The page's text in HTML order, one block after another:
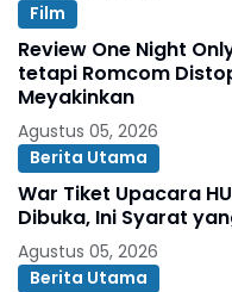
Film
Review One Night
tetapi Romcom
Meyakinkan
Agustus 05, 2026
Berita Utama
War Tiket Upacara
Dibuka, Ini Syarat
Agustus 05, 2026
Berita Utama